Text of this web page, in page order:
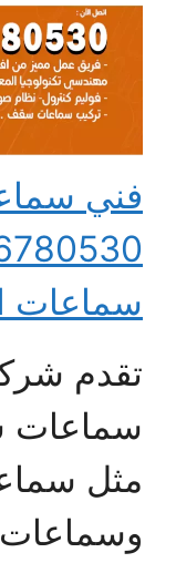
فني
سماعات
تقدم
سماعات
مثل